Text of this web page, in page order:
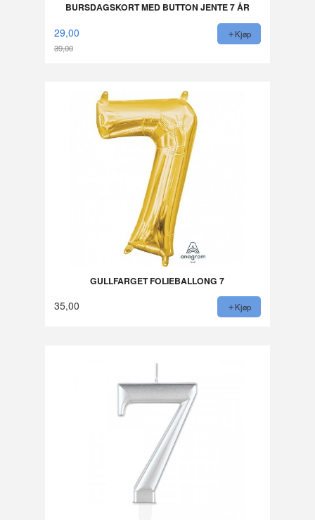
BURSDAGSKORT MED BUTTON JENTE 7 ÅR
29,00
39,00
Kjøp
GULLFARGET FOLIEBALLONG 7
35,00 Kjøp